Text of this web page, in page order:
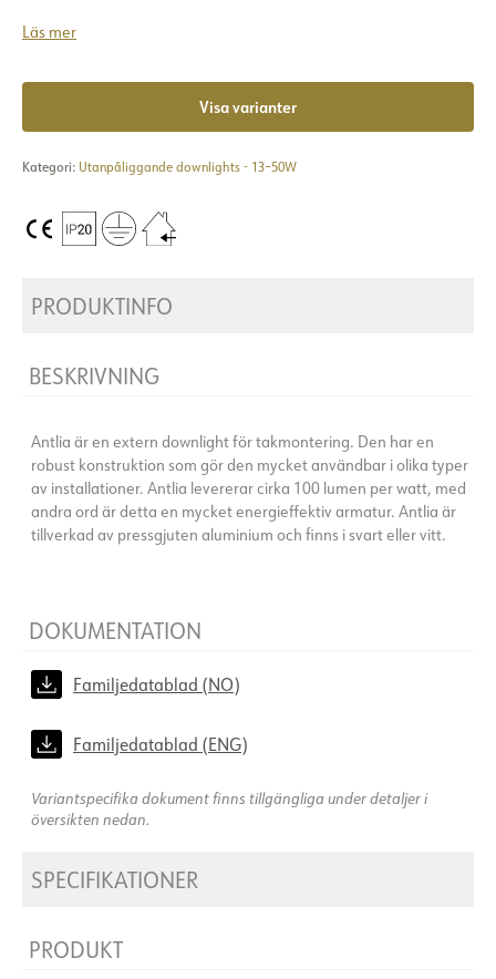
Läs mer
Visa varianter
Kategori: Utanpåliggande downlights - 13–50W
PRODUKTINFO
BESKRIVNING
Antlia är en extern downlight för takmontering. Den har en
robust konstruktion som gör den mycket användbar i olika typer
av installationer. Antlia levererar cirka 100 lumen per watt, med
andra ord är detta en mycket energieffektiv armatur. Antlia är
tillverkad av pressgjuten aluminium och finns i svart eller vitt.
DOKUMENTATION
Familjedatablad (NO)
Familjedatablad (ENG)
Variantspecifika dokument finns tillgängliga under detaljer i
översikten nedan.
SPECIFIKATIONER
PRODUKT